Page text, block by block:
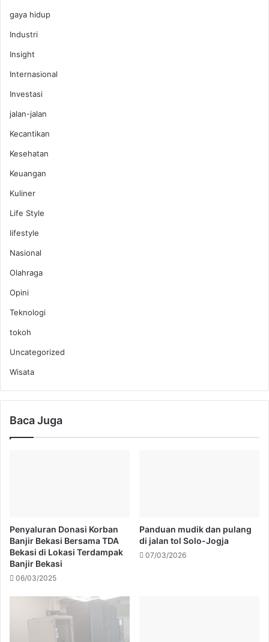
gaya hidup
Industri
Insight
Internasional
Investasi
jalan-jalan
Kecantikan
Kesehatan
Keuangan
Kuliner
Life Style
lifestyle
Nasional
Olahraga
Opini
Teknologi
tokoh
Uncategorized
Wisata
Baca Juga
Penyaluran Donasi Korban
Banjir Bekasi Bersama TDA
Bekasi di Lokasi Terdampak
Banjir Bekasi
06/03/2025
Panduan mudik dan pulang
di jalan tol Solo-Jogja
07/03/2026